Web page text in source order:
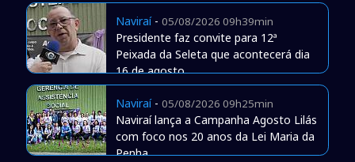
Naviraí- 05/08/2026 09h39min
Presidente faz convite para 12ª
Peixada da Seleta que acontecerá dia
16 de agosto
Naviraí- 05/08/2026 09h25min
Naviraí lança a Campanha Agosto Lilás
com foco nos 20 anos da Lei Maria da
Penha